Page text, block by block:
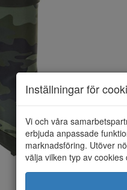
Inställningar för
Vi och våra
erbjuda anpassade
marknadsföring. Utöver
välja vilken typ av cookies